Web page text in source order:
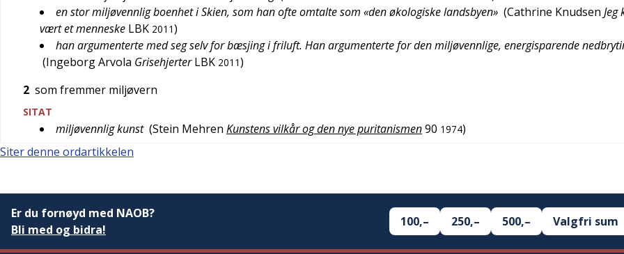
en stor miljøvennlig boenhet i Skien, som han ofte omtalte som «den økologiske landsbyen» (Cathrine Knudsen Jeg
vært et menneske LBK 2011)
han argumenterte med seg selv for bæsjing i friluft. Han argumenterte for den miljøvennlige, energisparende
(Ingeborg Arvola Grisehjerter LBK 2011)
2 som fremmer miljøvern
SITAT
miljøvennlig kunst (Stein Mehren Kunstens vilkår og den nye puritanismen90 1974)
Siter denne ordartikkelen
Er du fornøyd med NAOB?
Bli med og bidra!
100,– 250,– 500,– Valgfri sum